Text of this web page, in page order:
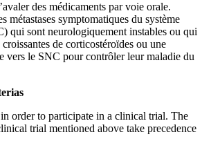
des médicaments par voie orale.
métastases symptomatiques du système
qui sont neurologiquement instables ou qui
croissantes de corticostéroïdes ou une
vers le SNC pour contrôler leur maladie du
order to participate in a clinical trial. The
trial mentioned above take precedence